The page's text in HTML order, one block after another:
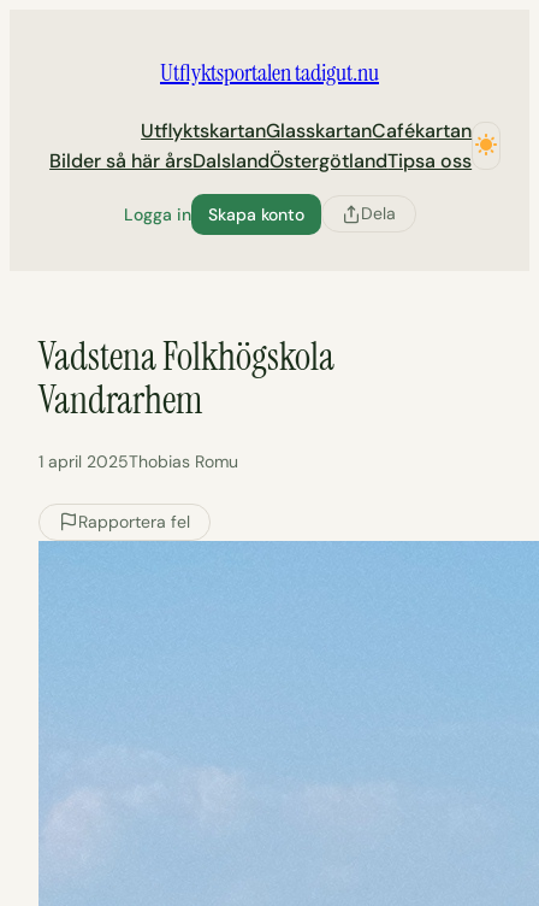
Utflyktsportalen tadigut.nu
UtflyktskartanGlasskartanCafékartan
Bilder så här årsDalslandÖstergötlandTipsa oss
Logga in Skapa konto Dela
Vadstena Folkhögskola
Vandrarhem
1 april 2025Thobias Romu
Rapportera fel